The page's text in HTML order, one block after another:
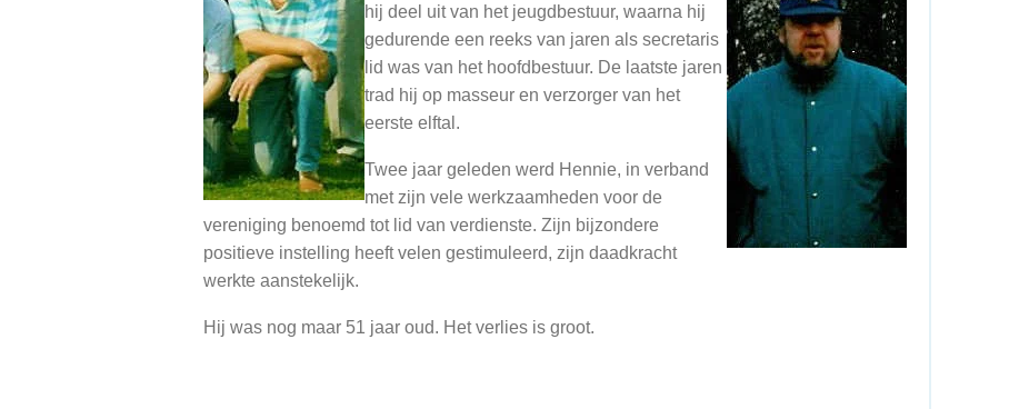
hij deel uit van het jeugdbestuur, waarna hij
gedurende een reeks van jaren als secretaris
lid was van het hoofdbestuur. De laatste jaren
trad hij op masseur en verzorger van het
eerste elftal.
Twee jaar geleden werd Hennie, in verband
met zijn vele werkzaamheden voor de
vereniging benoemd tot lid van verdienste. Zijn bijzondere
positieve instelling heeft velen gestimuleerd, zijn daadkracht
werkte aanstekelijk.
Hij was nog maar 51 jaar oud. Het verlies is groot.